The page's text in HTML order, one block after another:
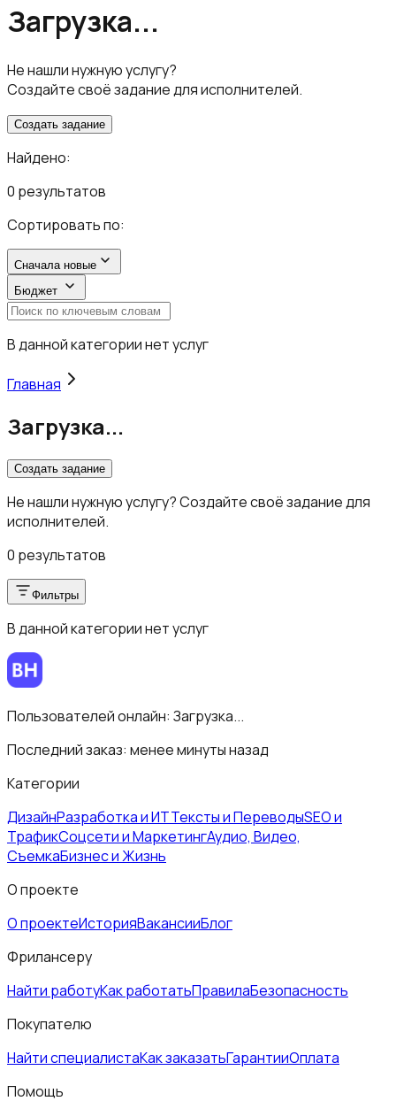
Загрузка...
Не нашли нужную услугу?
Создайте своё задание для исполнителей.
Создать задание
Найдено:
0 результатов
Сортировать по:
Сначала новые
Бюджет
В данной категории нет услуг
Главная
Загрузка...
Создать задание
Не нашли нужную услугу? Создайте своё задание для
исполнителей.
0 результатов
Фильтры
В данной категории нет услуг
Пользователей онлайн: Загрузка...
Последний заказ: менее минуты назад
Категории
ДизайнРазработка и ИТТексты и ПереводыSEO и
ТрафикСоцсети и МаркетингАудио, Видео,
СъемкаБизнес и Жизнь
О проекте
О проектеИсторияВакансииБлог
Фрилансеру
Найти работуКак работатьПравилаБезопасность
Покупателю
Найти специалистаКак заказатьГарантииОплата
Помощь